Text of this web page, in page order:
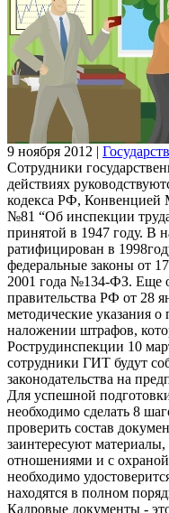
9 ноября 2012 |
Сотрудники
действиях
кодекса РФ, Конвенцией
№81 “Об инспекции
принятой в 1947 году. В
ратифицирован в
федеральные законы от
2001 года №134-ФЗ. Еще
правительства РФ от 28
методические указания
наложении штрафов,
Рострудинспекции 10
сотрудники ГИТ будут
законодательства на
Для успешной
необходимо сделать 8
проверить состав
заинтересуют
отношениями и с охраной
необходимо
находятся в полном
Кадровые документы -